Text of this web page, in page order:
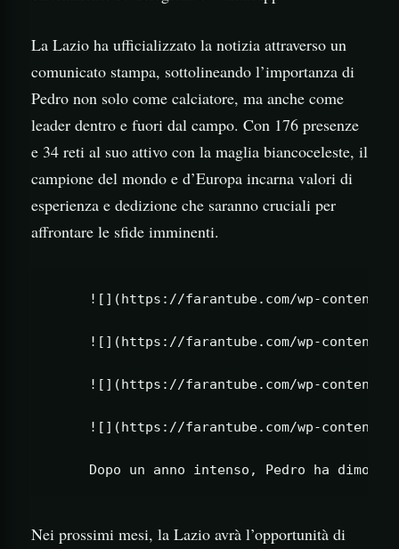
La Lazio ha ufficializzato la notizia attraverso un
comunicato stampa, sottolineando l’importanza di
Pedro non solo come calciatore, ma anche come
leader dentro e fuori dal campo. Con 176 presenze
e 34 reti al suo attivo con la maglia biancoceleste, il
campione del mondo e d’Europa incarna valori di
esperienza e dedizione che saranno cruciali per
affrontare le sfide imminenti.
![](https://farantube.com/wp-content/
![](https://farantube.com/wp-content/
![](https://farantube.com/wp-content/
![](https://farantube.com/wp-content/
Nei prossimi mesi, la Lazio avrà l’opportunità di